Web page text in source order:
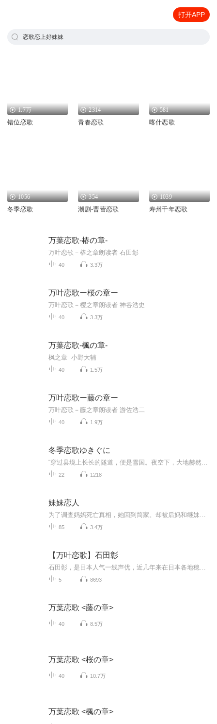
打开APP
恋歌恋上好妹妹
1.7万
错位恋歌
2314
青春恋歌
581
喀什恋歌
1056
冬季恋歌
354
潮剧-曹营恋歌
1039
寿州千年恋歌
万葉恋歌-椿の章-
万叶恋歌－樁之章朗读者 石田彰
40 3.3万
万叶恋歌ー桜の章ー
万叶恋歌－樱之章朗读者 神谷浩史
40 3.3万
万葉恋歌-楓の章-
枫之章 小野大辅
40 1.5万
万叶恋歌ー藤の章ー
万叶恋歌－藤之章朗读者 游佐浩二
40 1.9万
冬季恋歌ゆきぐに
22 1218
妹妹恋人
85 3.4万
【万叶恋歌】石田彰
5 8693
万葉恋歌 <藤の章>
40 8.5万
万葉恋歌 <桜の章>
40 10.7万
万葉恋歌 <楓の章>